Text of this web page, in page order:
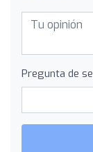
Pregunta de